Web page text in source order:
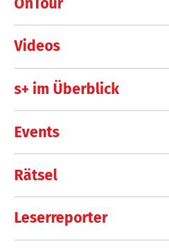
Videos
s+ im Überblick
Events
Rätsel
Leserreporter